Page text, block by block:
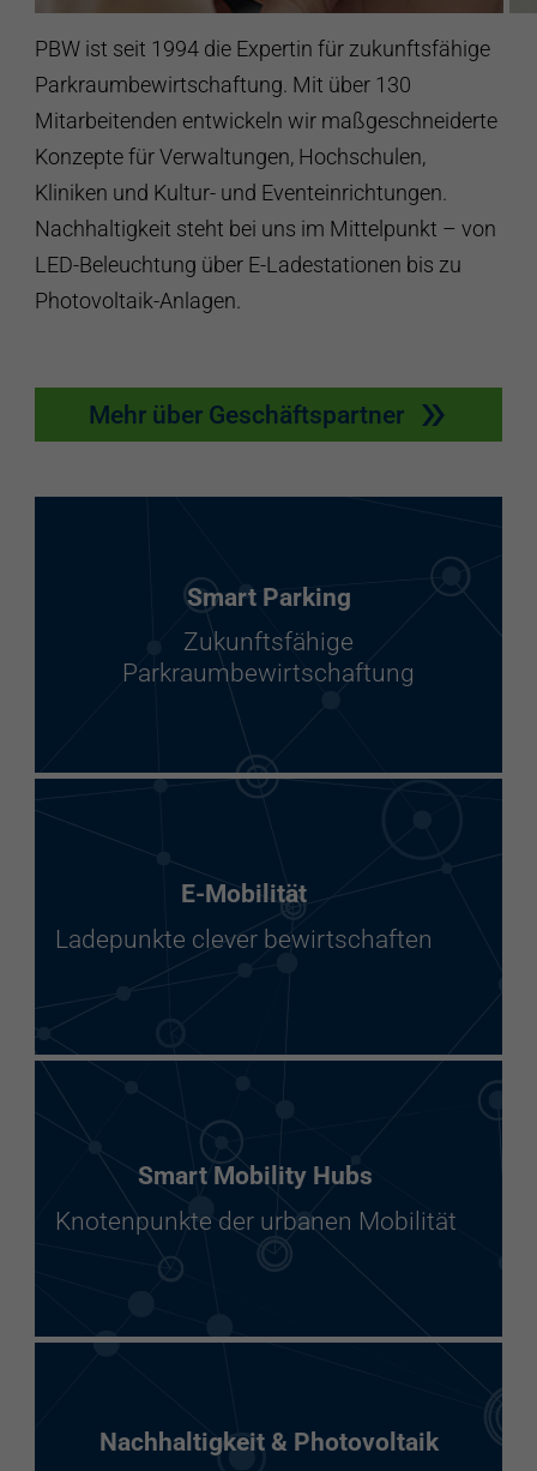
PBW ist seit 1994 die Expertin für zukunftsfähige
Parkraumbewirtschaftung. Mit über 130
Mitarbeitenden entwickeln wir maßgeschneiderte
Konzepte für Verwaltungen, Hochschulen,
Kliniken und Kultur- und Eventeinrichtungen.
Nachhaltigkeit steht bei uns im Mittelpunkt – von
LED-Beleuchtung über E-Ladestationen bis zu
Photovoltaik-Anlagen.
Mehr über Geschäftspartner
Smart Parking
Zukunftsfähige
Parkraumbewirtschaftung
E-Mobilität
Ladepunkte clever bewirtschaften
Smart Mobility Hubs
Knotenpunkte der urbanen Mobilität
Nachhaltigkeit & Photovoltaik